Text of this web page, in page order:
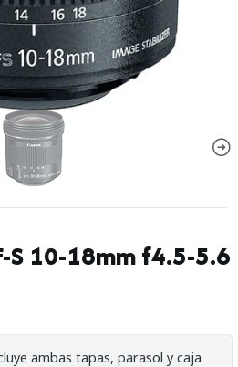
S 10-18mm f4.5-5.6
ambas tapas, parasol y caja